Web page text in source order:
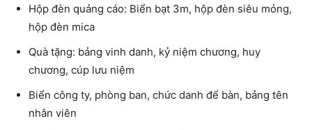
Hộp đèn quảng cáo: Biển bạt 3m, hộp đèn siêu mỏng,
hộp đèn mica
Quà tặng: bảng vinh danh, kỷ niệm chương, huy
chương, cúp lưu niệm
Biển công ty, phòng ban, chức danh để bàn, bảng tên
nhân viên